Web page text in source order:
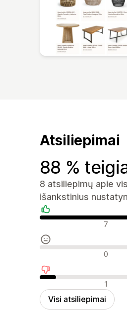
Atsiliepimai
88 %
8 atsiliepimų apie
išankstinius
Teigiami atsiliepimai
7
Neutralūs atsiliepimai
0
Neigiami atsiliepimai
1
Visi atsiliepimai